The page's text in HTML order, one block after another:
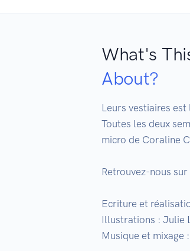
What's
About?
Leurs vestiaires
Toutes les deux
micro de Coraline
Retrouvez-nous
Ecriture et
Illustrations : Julie
Musique et mixage